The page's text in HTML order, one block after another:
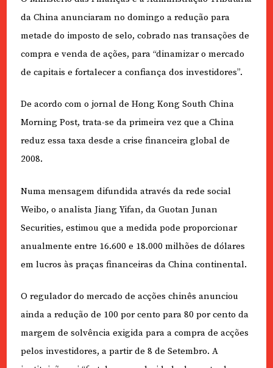
da China anunciaram no domingo a redução para
metade do imposto de selo, cobrado nas transações de
compra e venda de ações, para “dinamizar o mercado
de capitais e fortalecer a confiança dos investidores”.
De acordo com o jornal de Hong Kong South China
Morning Post, trata-se da primeira vez que a China
reduz essa taxa desde a crise financeira global de
2008.
Numa mensagem difundida através da rede social
Weibo, o analista Jiang Yifan, da Guotan Junan
Securities, estimou que a medida pode proporcionar
anualmente entre 16.600 e 18.000 milhões de dólares
em lucros às praças financeiras da China continental.
O regulador do mercado de acções chinês anunciou
ainda a redução de 100 por cento para 80 por cento da
margem de solvência exigida para a compra de acções
pelos investidores, a partir de 8 de Setembro. A